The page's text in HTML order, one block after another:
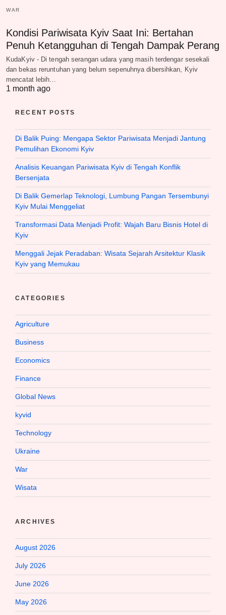
WAR
Kondisi Pariwisata Kyiv Saat Ini: Bertahan
Penuh Ketangguhan di Tengah Dampak Perang
KudaKyiv - Di tengah serangan udara yang masih terdengar sesekali
dan bekas reruntuhan yang belum sepenuhnya dibersihkan, Kyiv
mencatat lebih…
1 month ago
RECENT POSTS
Di Balik Puing: Mengapa Sektor Pariwisata Menjadi Jantung
Pemulihan Ekonomi Kyiv
Analisis Keuangan Pariwisata Kyiv di Tengah Konflik
Bersenjata
Di Balik Gemerlap Teknologi, Lumbung Pangan Tersembunyi
Kyiv Mulai Menggeliat
Transformasi Data Menjadi Profit: Wajah Baru Bisnis Hotel di
Kyiv
Menggali Jejak Peradaban: Wisata Sejarah Arsitektur Klasik
Kyiv yang Memukau
CATEGORIES
Agriculture
Business
Economics
Finance
Global News
kyvid
Technology
Ukraine
War
Wisata
ARCHIVES
August 2026
July 2026
June 2026
May 2026